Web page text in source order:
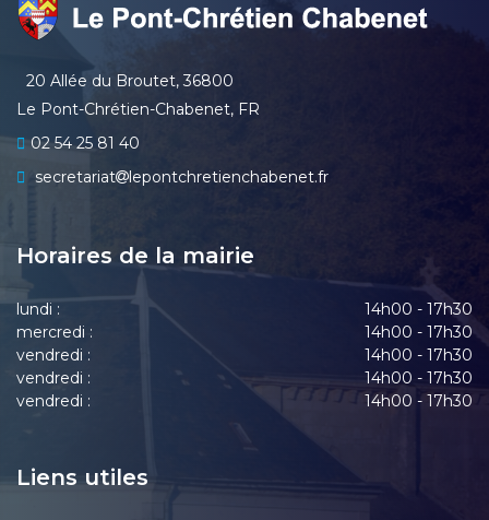
20 Allée du Broutet, 36800
Le Pont-Chrétien-Chabenet, FR
02 54 25 81 40
secretariat
lepontchretienchabenet.fr
Horaires de la mairie
lundi :
14h00 - 17h30
mercredi :
14h00 - 17h30
vendredi :
14h00 - 17h30
vendredi :
14h00 - 17h30
vendredi :
14h00 - 17h30
Liens utiles